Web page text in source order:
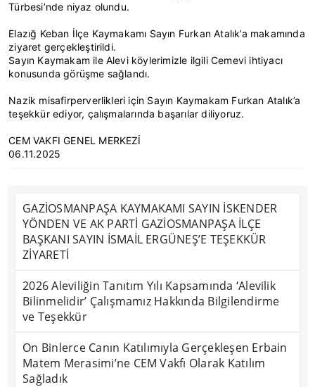
Türbesi’nde niyaz olundu.
Elazığ Keban İlçe Kaymakamı Sayın Furkan Atalık’a makamında
ziyaret gerçekleştirildi.
Sayın Kaymakam ile Alevi köylerimizle ilgili Cemevi ihtiyacı
konusunda görüşme sağlandı.
Nazik misafirperverlikleri için Sayın Kaymakam Furkan Atalık’a
teşekkür ediyor, çalışmalarında başarılar diliyoruz.
CEM VAKFI GENEL MERKEZİ
06.11.2025
GAZİOSMANPAŞA KAYMAKAMI SAYIN İSKENDER
YÖNDEN VE AK PARTİ GAZİOSMANPAŞA İLÇE
BAŞKANI SAYIN İSMAİL ERGÜNEŞ’E TEŞEKKÜR
ZİYARETİ
2026 Aleviliğin Tanıtım Yılı Kapsamında ‘Alevilik
Bilinmelidir’ Çalışmamız Hakkında Bilgilendirme
ve Teşekkür
On Binlerce Canın Katılımıyla Gerçekleşen Erbain
Matem Merasimi’ne CEM Vakfı Olarak Katılım
Sağladık